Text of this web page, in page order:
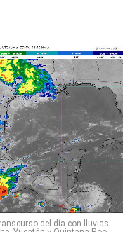
del día con lluvias